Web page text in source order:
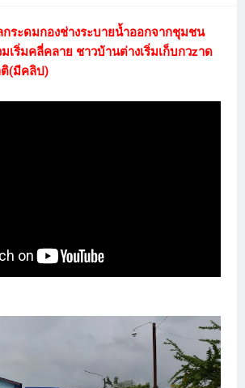
กระดมกองช่างระบายน้ำออกจากชุมชน
เริ่มคลี่คลาย ชาวบ้านต่างเริ่มเก็บกวzาด
(มีคลิป)